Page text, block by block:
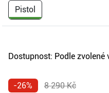
Pistol
Dostupnost: Podle zvolené
-26% 8 290 Kč